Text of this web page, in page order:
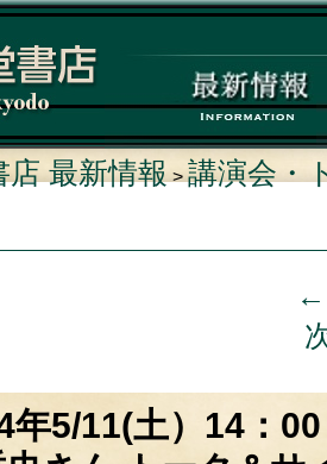
店 最新情報 > 講演会・
投
←
年5/11(土）14：